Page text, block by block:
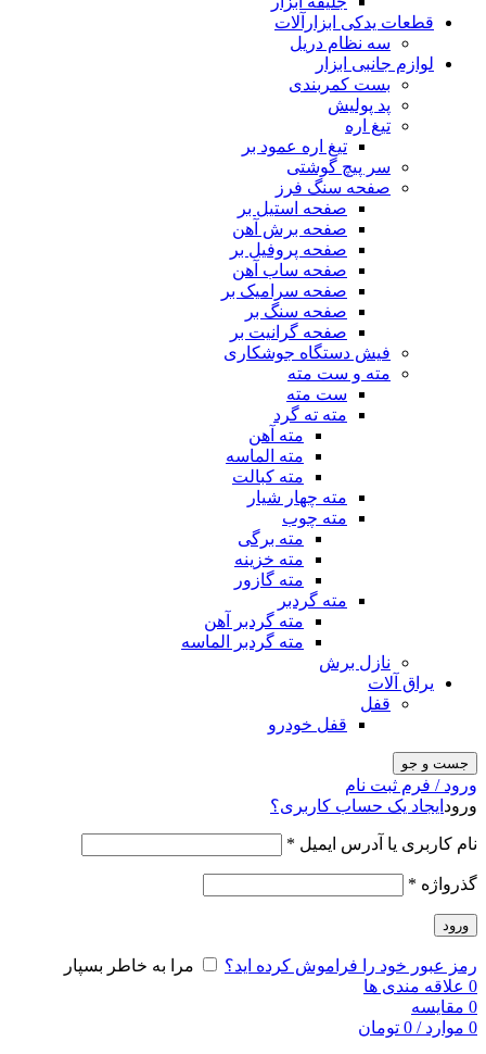
قطعات یدکی ابزارآلات
سه نظام دریل
لوازم جانبی ابزار
بست کمربندی
پد پولیش
تیغ اره
تیغ اره عمود بر
سر پیچ گوشتی
صفحه سنگ فرز
صفحه استیل بر
صفحه برش آهن
صفحه پروفیل بر
صفحه ساب آهن
صفحه سرامیک بر
صفحه سنگ بر
صفحه گرانیت بر
فیش دستگاه جوشکاری
مته و ست مته
ست مته
مته ته گرد
مته آهن
مته الماسه
مته کبالت
مته چهار شیار
مته چوب
مته برگی
مته خزینه
مته گازور
مته گردبر
مته گردبر آهن
مته گردبر الماسه
نازل برش
یراق آلات
قفل
قفل خودرو
جست و جو
ورود / فرم ثبت نام
ورود ایجاد یک حساب کاربری؟
نام کاربری یا آدرس ایمیل *
گذرواژه *
ورود
رمز عبور خود را فراموش کرده اید؟
مرا به خاطر بسپار
0 علاقه مندی ها
0 مقایسه
0 موارد /
0 تومان